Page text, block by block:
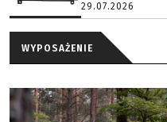
29.07.2026
WYPOSAŻENIE